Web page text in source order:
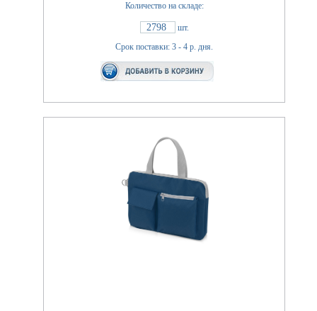
Количество на складе:
2798
шт.
Срок поставки: 3 - 4 р. дня.